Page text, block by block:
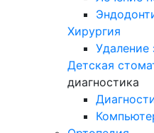
Хирургия
Удаление
Детская
диагностика